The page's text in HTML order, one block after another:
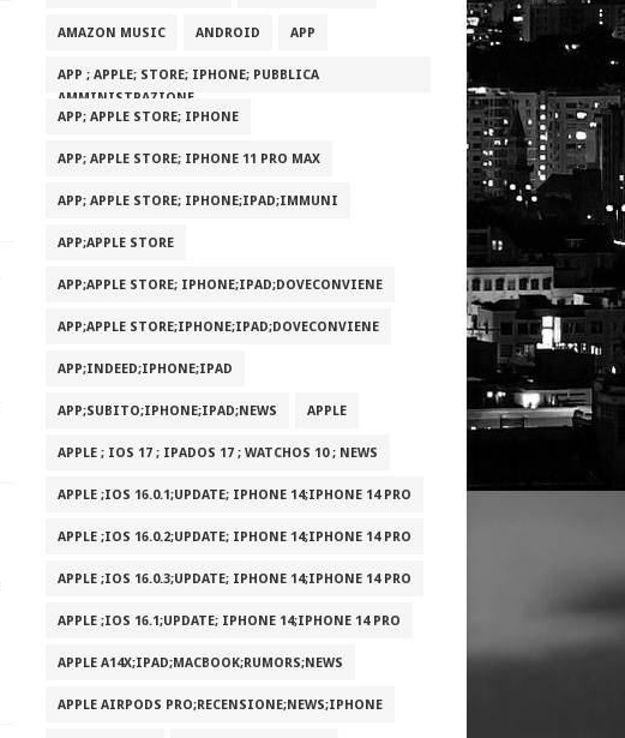
AMAZON MUSIC ANDROID APP
APP ; APPLE; STORE; IPHONE; PUBBLICA
AMMINISTRAZIONE
APP; APPLE STORE; IPHONE
APP; APPLE STORE; IPHONE 11 PRO MAX
APP; APPLE STORE; IPHONE;IPAD;IMMUNI
APP;APPLE STORE
APP;APPLE STORE; IPHONE;IPAD;DOVECONVIENE
APP;APPLE STORE;IPHONE;IPAD;DOVECONVIENE
APP;INDEED;IPHONE;IPAD
APP;SUBITO;IPHONE;IPAD;NEWS APPLE
APPLE ; IOS 17 ; IPADOS 17 ; WATCHOS 10 ; NEWS
APPLE ;IOS 16.0.1;UPDATE; IPHONE 14;IPHONE 14 PRO
APPLE ;IOS 16.0.2;UPDATE; IPHONE 14;IPHONE 14 PRO
APPLE ;IOS 16.0.3;UPDATE; IPHONE 14;IPHONE 14 PRO
APPLE ;IOS 16.1;UPDATE; IPHONE 14;IPHONE 14 PRO
APPLE A14X;IPAD;MACBOOK;RUMORS;NEWS
APPLE AIRPODS PRO;RECENSIONE;NEWS;IPHONE